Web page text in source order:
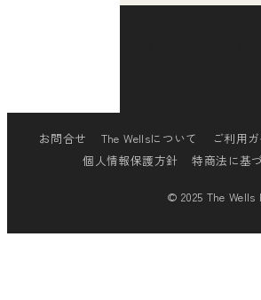
お問合せ The Wellsについて ご利用
個人情報保護方針
特商法に基
© 2025 The Wells